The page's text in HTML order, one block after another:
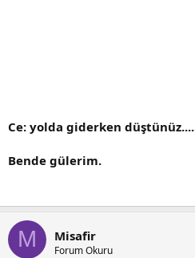
Ce: yolda giderken düştünüz....
Bende gülerim.
M Misafir
Forum Okuru